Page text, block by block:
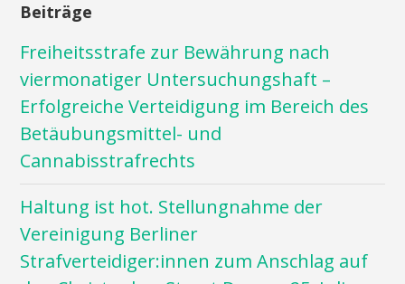
Beiträge
Freiheitsstrafe zur Bewährung nach
viermonatiger Untersuchungshaft –
Erfolgreiche Verteidigung im Bereich des
Betäubungsmittel- und
Cannabisstrafrechts
Haltung ist hot. Stellungnahme der
Vereinigung Berliner
Strafverteidiger:innen zum Anschlag auf